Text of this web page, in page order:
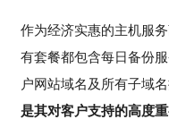
作为经济实惠的主机服
有套餐都包含每日备份
户网站域名及所有子域名
是其对客户支持的高度重